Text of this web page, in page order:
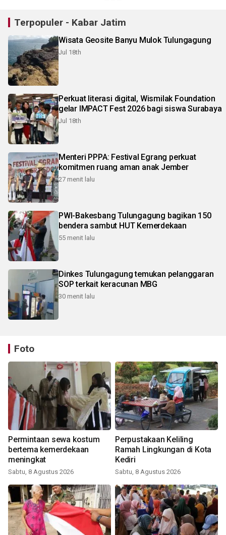
Terpopuler - Kabar Jatim
Wisata Geosite Banyu Mulok Tulungagung
Jul 18th
Perkuat literasi digital, Wismilak Foundation
gelar IMPACT Fest 2026 bagi siswa Surabaya
Jul 18th
Menteri PPPA: Festival Egrang perkuat
komitmen ruang aman anak Jember
27 menit lalu
PWI-Bakesbang Tulungagung bagikan 150
bendera sambut HUT Kemerdekaan
55 menit lalu
Dinkes Tulungagung temukan pelanggaran
SOP terkait keracunan MBG
30 menit lalu
Foto
Permintaan sewa kostum
bertema kemerdekaan
meningkat
Sabtu, 8 Agustus 2026
Perpustakaan Keliling
Ramah Lingkungan di Kota
Kediri
Sabtu, 8 Agustus 2026